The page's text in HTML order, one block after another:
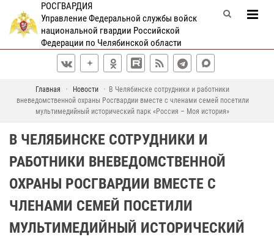
РОСГВАРДИЯ
Управление Федеральной службы войск
национальной гвардии Российской
Федерации по Челябинской области
Главная Новости
В Челябинске сотрудники и работники
вневедомственной охраны Росгвардии вместе с членами семей посетили
мультимедийный исторический парк «Россия – Моя история»
В ЧЕЛЯБИНСКЕ СОТРУДНИКИ И
РАБОТНИКИ ВНЕВЕДОМСТВЕННОЙ
ОХРАНЫ РОСГВАРДИИ ВМЕСТЕ С
ЧЛЕНАМИ СЕМЕЙ ПОСЕТИЛИ
МУЛЬТИМЕДИЙНЫЙ ИСТОРИЧЕСКИЙ